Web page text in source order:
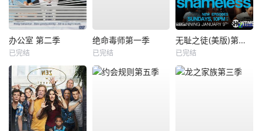
办公室 第二季
已完结
绝命毒师第一季
已完结
无耻之徒(美版)第一季
已完结